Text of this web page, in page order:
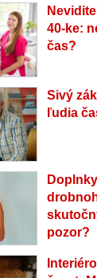
40-ke:
čas?
Sivý
ľudia
pozor?